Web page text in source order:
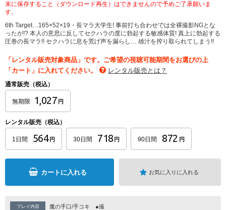
末に保存すること（ダウンロード再生）はできませんので予めご了承願いま
す。
6th Target…165×52×19・長マラ大学生! 事前打ち合わせでは全裸撮影NGとな
ったが!? 本人の意思に反してセクハラの度に勃起する敏感体質! 真上に勃起する
圧巻の長マラ!! セクハラに息を荒げ声を漏らし… 雄汁を搾り取られてしまう!!
「レンタル販売対象商品」です。ご希望の視聴可能期間をお選びの上
「カート」に入れてください。
レンタル販売とは？
通常販売（税込）
無期限 1,027 円
レンタル販売（税込）
1日間 564 円 30日間 718 円 90日間 872 円
カートに入れる お気に入りに入れる
プレイ内容 魔の手口/手コキ ●撮